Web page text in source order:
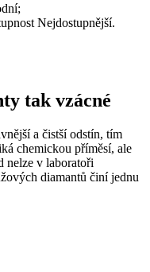
Nejdostupnější.
tak vzácné
a čistší odstín, tím
chemickou příměsí, ale
nelze v laboratoři
diamantů činí jednu